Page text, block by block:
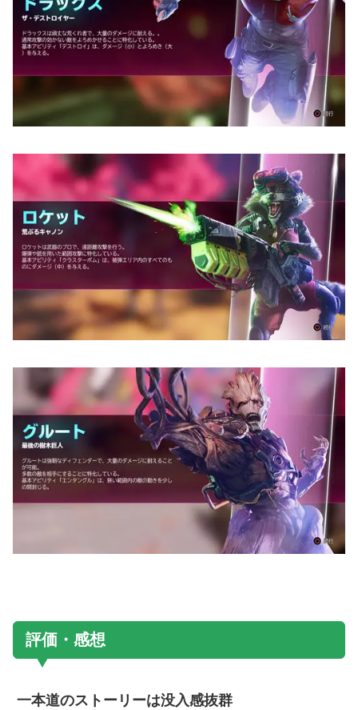
評価・感想
一本道のストーリーは没入感抜群